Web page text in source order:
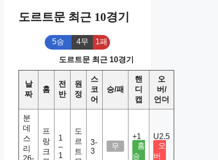
도르트문 최근 10경기
5승 4무 1패
도르트문 최근 10경기
날
짜
홈
전
반
원
정
스
코
어
승/패
핸
디
캡
오
버/
언더
분
데
스
리
26-
프
랑
크
1
–
1
도
르
트
3-
3
무
+1
홈
승
U2.5
오
버